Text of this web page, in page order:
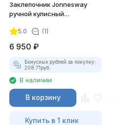
Заклепочник Jonnesway
ручной кулисный
5.0 (1)
6 950 ₽
Бонусных рублей за покупку:
208.71руб.
В наличии
В корзину
Купить в 1 клик